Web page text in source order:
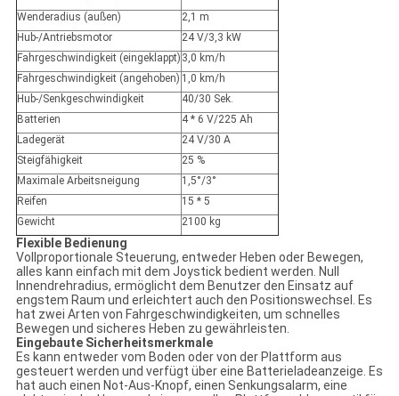
Wenderadius (außen)
2,1 m
Hub-/Antriebsmotor
24 V/3,3 kW
Fahrgeschwindigkeit (eingeklappt) 3,0 km/h
Fahrgeschwindigkeit (angehoben) 1,0 km/h
Hub-/Senkgeschwindigkeit
40/30 Sek.
Batterien
4 * 6 V/225 Ah
Ladegerät
24 V/30 A
Steigfähigkeit
25 %
Maximale Arbeitsneigung
1,5°/3°
Reifen
15 * 5
Gewicht
2100 kg
Flexible Bedienung
Vollproportionale Steuerung, entweder Heben oder Bewegen,
alles kann einfach mit dem Joystick bedient werden. Null
Innendrehradius, ermöglicht dem Benutzer den Einsatz auf
engstem Raum und erleichtert auch den Positionswechsel. Es
hat zwei Arten von Fahrgeschwindigkeiten, um schnelles
Bewegen und sicheres Heben zu gewährleisten.
Eingebaute Sicherheitsmerkmale
Es kann entweder vom Boden oder von der Plattform aus
gesteuert werden und verfügt über eine Batterieladeanzeige. Es
hat auch einen Not-Aus-Knopf, einen Senkungsalarm, eine